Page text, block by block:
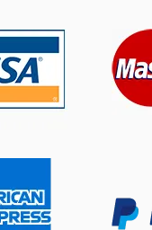
$ 111.64
$ 66.98